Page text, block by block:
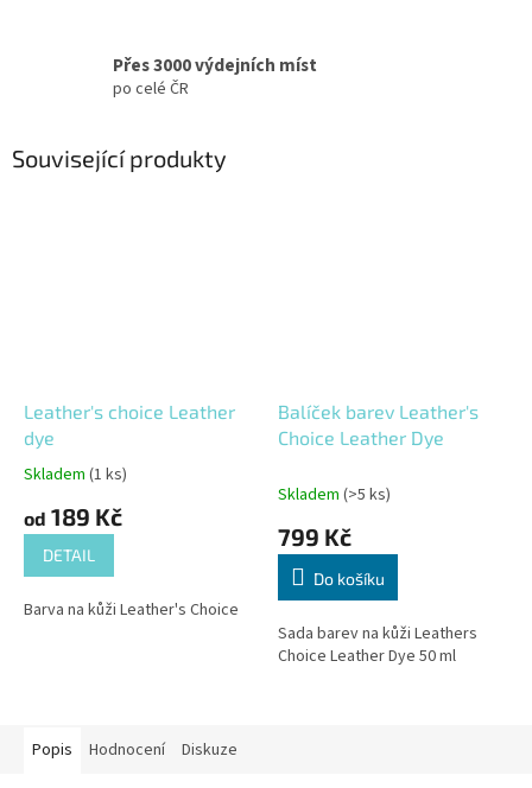
Přes 3000 výdejních míst
po celé ČR
Související produkty
Leather's choice Leather
dye
Průměrné
produktu
5
Skladem (1 ks)
od 189 Kč
DETAIL
Barva na kůži Leather's Choice
Balíček barev Leather's
Choice Leather Dye
Skladem (>5 ks)
799 Kč
Do košíku
Sada barev na kůži Leathers
Choice Leather Dye 50 ml
Popis Hodnocení Diskuze